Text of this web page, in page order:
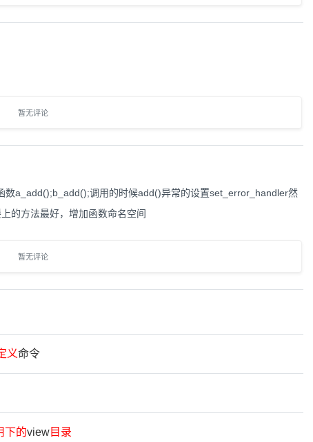
暂无评论
数a_add();b_add();调用的时候add()异常的设置set_error_handler然
的方法最好，增加函数命名空间
暂无评论
义命令
下的view目 录